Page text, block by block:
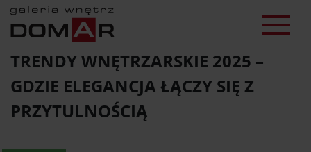
TRENDY WNĘTRZARSKIE 2025 –
GDZIE ELEGANCJA ŁĄCZY SIĘ Z
PRZYTULNOŚCIĄ